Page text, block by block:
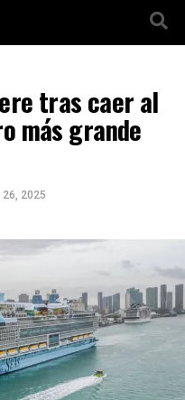
tras caer al
más grande
2025